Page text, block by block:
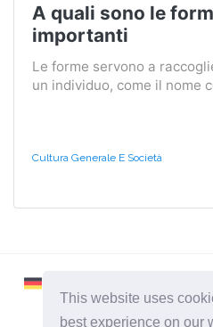
This website uses
best experience on our
A quali sono le
importanti
Le forme servono a
un individuo, come il nome
Cultura Generale E Società